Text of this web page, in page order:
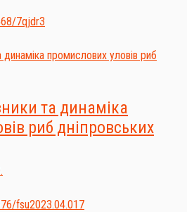
7qjdr3
та динаміка
риб дніпровських
fsu2023.04.017